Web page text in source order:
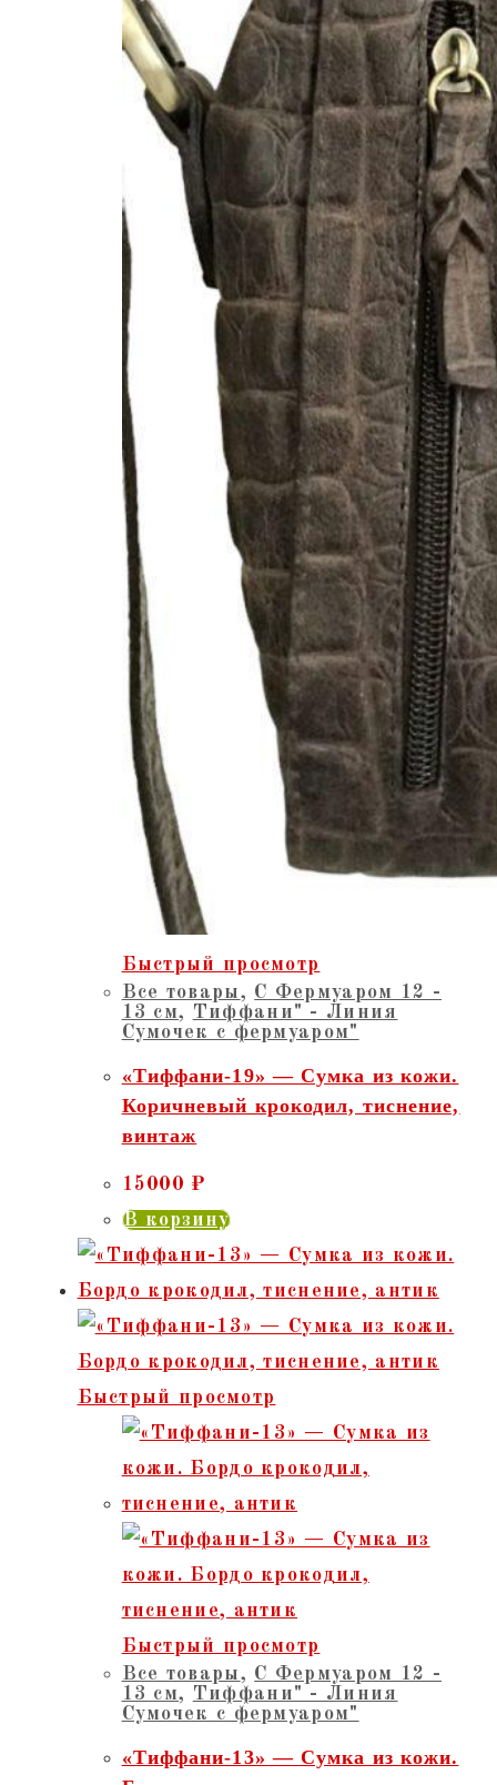
Быстрый просмотр
Все товары, С Фермуаром 12 -
13 см, Тиффани" - Линия
Сумочек с фермуаром"
«Тиффани-19» — Сумка из кожи.
Коричневый крокодил, тиснение,
винтаж
15000 ₽
В корзину
Быстрый просмотр
Быстрый просмотр
Все товары, С Фермуаром 12 -
13 см, Тиффани" - Линия
Сумочек с фермуаром"
«Тиффани-13» — Сумка из кожи.